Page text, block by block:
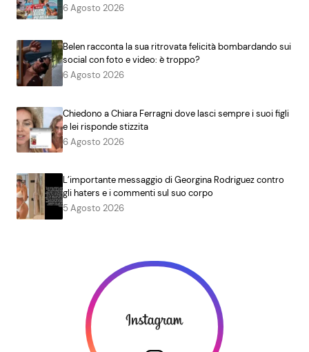
6 Agosto 2026
Belen racconta la sua ritrovata felicità bombardando sui
social con foto e video: è troppo?
6 Agosto 2026
Chiedono a Chiara Ferragni dove lasci sempre i suoi figli
e lei risponde stizzita
6 Agosto 2026
L’importante messaggio di Georgina Rodriguez contro
gli haters e i commenti sul suo corpo
5 Agosto 2026